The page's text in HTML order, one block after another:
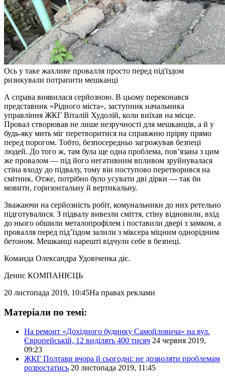
Ось у таке жахливе провалля просто перед під'їздом
ризикували потрапити мешканці
А справа виявилася серйозною. В цьому переконався
представник «Рідного міста», заступник начальника
управління ЖКГ Віталій Худолій, коли виїхав на місце.
Провал створював не лише незручності для мешканців, а й у
будь-яку мить міг перетворитися на справжню прірву прямо
перед порогом. Тобто, безпосередньо загрожував безпеці
людей. До того ж, там була ще одна проблема, пов’язана з цим
же провалом — під його негативним впливом зруйнувалася
стіна входу до підвалу, тому він поступово перетворився на
смітник. Отже, потрібно було усувати дві дірки — так би
мовити, горизонтальну й вертикальну.
Зважаючи на серйозність робіт, комунальники до них ретельно
підготувалися. З підвалу вивезли сміття, стіну відновили, вхід
до нього обшили металопрофілем і поставили двері з замком, а
провалля перед під’їздом залили з міксера міцним однорідним
бетоном. Мешканці нарешті відчули себе в безпеці.
Команда Олександра Удовіченка діє.
Денис КОМПАНІЄЦЬ
20 листопада 2019, 10:45На правах реклами
Матеріали по темі:
На ремонт «Дохідного будинку Самойловича» на вул.
Європейській, 12 виділять 400 тисяч 24 червня 2019,
09:23
ЖКГ Полтави вчора й сьогодні: не дозволяти проблемам
розростатись 20 листопада 2019, 11:45